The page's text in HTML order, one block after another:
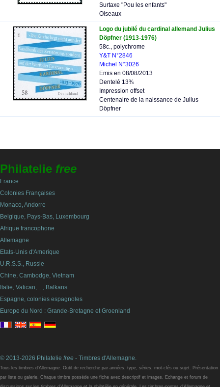
Surtaxe "Pou les enfants"
Oiseaux
Logo du jubilé du cardinal allemand Julius
Döpfner (1913-1976)
58c., polychrome
Y&T N°2846
Michel N°3026
Emis en 08/08/2013
Dentelé 13¾
Impression offset
Centenaire de la naissance de Julius
Döpfner
Philatelie free
France
Colonies Françaises
Monaco, Andorre
Belgique, Pays-Bas, Luxembourg
Afrique francophone
Allemagne
Etats-Unis d'Amerique
U.R.S.S., Russie
Chine, Cambodge, Vietnam
Italie, Vatican, ..., Balkans
Espagne, colonies espagnoles
Europe du Nord : Grande-Bretagne et Groenland
© 2013-2026 Philatelie free - Timbres d'Allemagne.
Tous les timbres d'Allemagne. Outil de recherche par années, type, séries, mot-clés ou sujet. Présentation
par liste ou galerie. Chaque timbre possède une fiche avec descriptif et images. Echange et forum de